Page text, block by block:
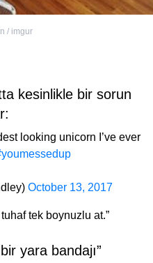
/ imgur
kesinlikle bir sorun
looking unicorn I’ve ever
October 13, 2017
tek boynuzlu at.”
yara bandajı”